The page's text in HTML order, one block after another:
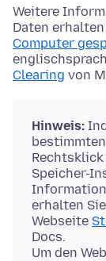
Weitere
Daten
Computer
Clearing von
Hinweis:
Rechtsklick
Speicher-
erhalten
Webseite
Docs.
Um den